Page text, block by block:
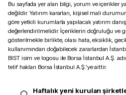
Bu sayfada yer alan bilgi, yorum ve içerikler
değildir. Yatırım kararları, kişisel mali
göre yetkili kurumlarla yapılacak yatırım
değerlendirilmelidir. İçeriklerin doğruluğu ve
gösterilmekle birlikte, olası hata, eksiklik,
kullanımından doğabilecek zararlardan
BIST isim ve logosu ile Borsa İstanbul A.Ş.
telif hakları Borsa İstanbul A.Ş.’ye aittir.
Haftalık yeni kurulan